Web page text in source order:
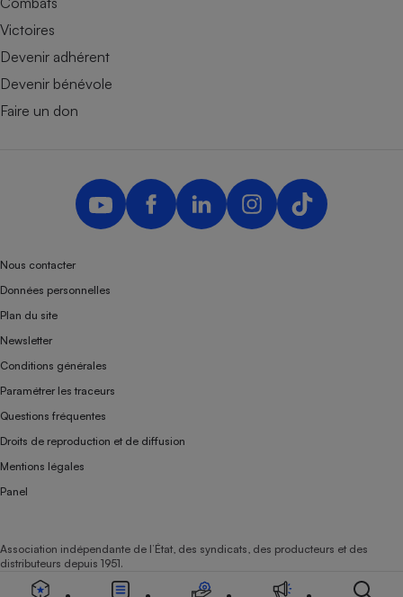
Victoires
Devenir adhérent
Devenir bénévole
Faire un don
Nous contacter
Données personnelles
Plan du site
Newsletter
Conditions générales
Paramétrer les traceurs
Questions fréquentes
Droits de reproduction et de diffusion
Mentions légales
Panel
Association indépendante de l’État, des syndicats, des producteurs et des
distributeurs depuis 1951.